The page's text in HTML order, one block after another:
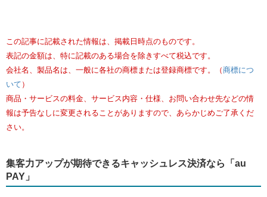
この記事に記載された情報は、掲載日時点のものです。
表記の金額は、特に記載のある場合を除きすべて税込です。
会社名、製品名は、一般に各社の商標または登録商標です。（ 商標につ
いて ）
商品・サービスの料金、サービス内容・仕様、お問い合わせ先などの情
報は予告なしに変更されることがありますので、あらかじめご了承くだ
さい。
集客力アップが期待できるキャッシュレス決済なら「au
PAY」